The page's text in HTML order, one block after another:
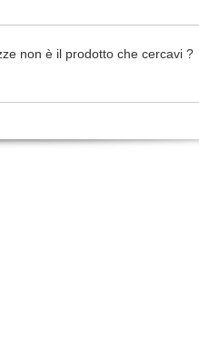
non è il prodotto che cercavi ?